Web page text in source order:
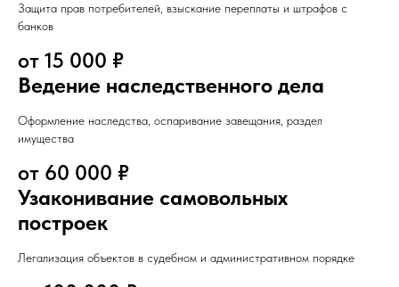
Защита прав потребителей, взыскание переплаты и штрафов с
банков
от 15 000 ₽
Ведение наследственного дела
Оформление наследства, оспаривание завещания, раздел
имущества
от 60 000 ₽
Узаконивание самовольных
построек
Легализация объектов в судебном и административном порядке